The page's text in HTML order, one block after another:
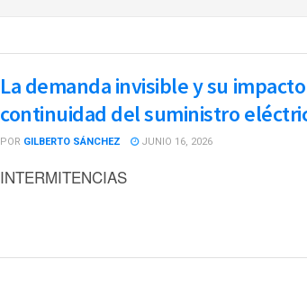
La demanda invisible y su
continuidad del suministro
POR GILBERTO SÁNCHEZ JUNIO 16, 2026
INTERMITENCIAS